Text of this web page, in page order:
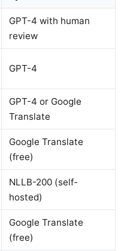
GPT-4 with human
review
GPT-4
GPT-4 or Google
Translate
Google Translate
(free)
NLLB-200 (self-
hosted)
Google Translate
(free)